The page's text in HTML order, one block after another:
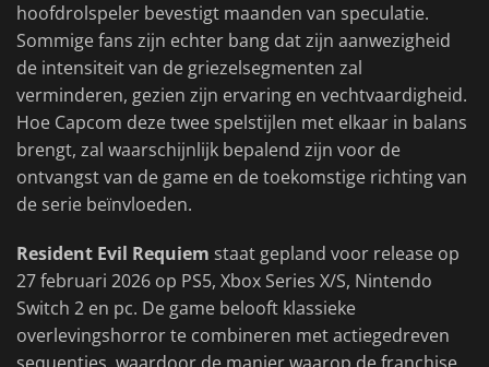
hoofdrolspeler bevestigt maanden van speculatie.
Sommige fans zijn echter bang dat zijn aanwezigheid
de intensiteit van de griezelsegmenten zal
verminderen, gezien zijn ervaring en vechtvaardigheid.
Hoe Capcom deze twee spelstijlen met elkaar in balans
brengt, zal waarschijnlijk bepalend zijn voor de
ontvangst van de game en de toekomstige richting van
de serie beïnvloeden.
Resident Evil Requiem staat gepland voor release op
27 februari 2026 op PS5, Xbox Series X/S, Nintendo
Switch 2 en pc. De game belooft klassieke
overlevingshorror te combineren met actiegedreven